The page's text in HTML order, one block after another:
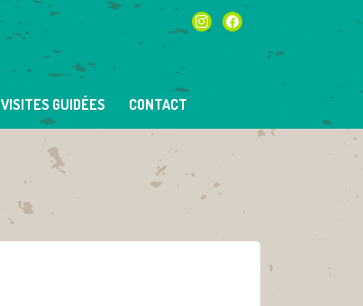
instagramfacebook
VISITES GUIDÉES CONTACT